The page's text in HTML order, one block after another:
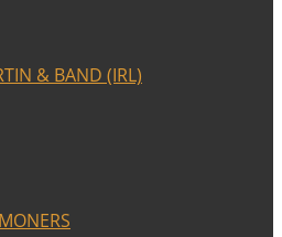
& BAND (IRL)